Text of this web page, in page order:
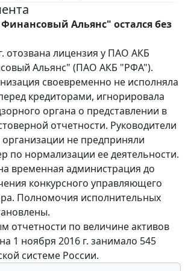
Альянс" остался без
отозвана лицензия у ПАО АКБ
Альянс" (ПАО АКБ "РФА").
своевременно не исполняла
кредиторами, игнорировала
органа о представлении в
отчетности. Руководители
организации не предприняли
по нормализации ее деятельности.
временная администрация до
конкурсного управляющего
Полномочия исполнительных
отчетности по величине активов
1 ноября 2016 г. занимало 545
системе России.